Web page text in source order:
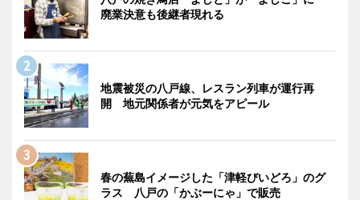
廃業決意も後継者現れる
地震被災の八戸線、レスラン列車が運行再
開 地元関係者が元気をアピール
春の蕪島イメージした「津軽びいどろ」のグ
ラス 八戸の「かぶーにゃ」で販売